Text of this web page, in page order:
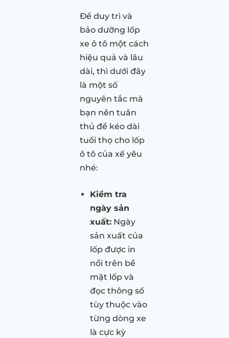
Để duy trì và
bảo dưỡng lốp
xe ô tô một cách
hiệu quả và lâu
dài, thì dưới đây
là một số
nguyên tắc mà
bạn nên tuân
thủ để kéo dài
tuổi thọ cho lốp
ô tô của xế yêu
nhé:
Kiểm tra
ngày sản
xuất: Ngày
sản xuất của
lốp được in
nổi trên bề
mặt lốp và
đọc thông số
tùy thuộc vào
từng dòng xe
là cực kỳ